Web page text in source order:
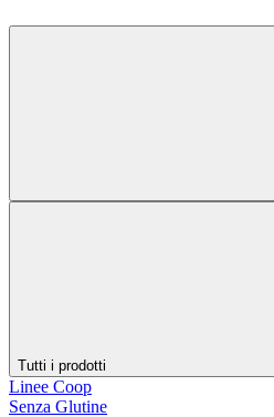
Tutti i prodotti
Linee Coop
Senza Glutine